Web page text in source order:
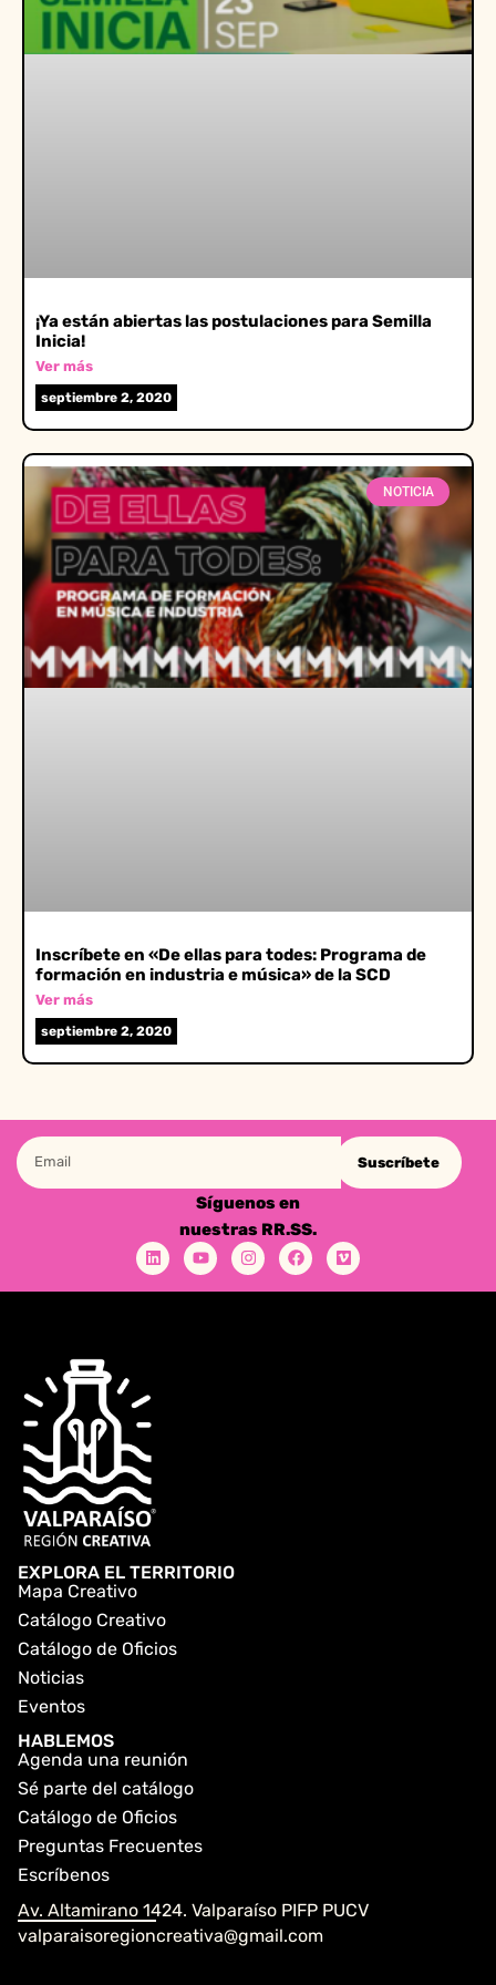
¡Ya están abiertas las postulaciones para Semilla
Inicia!
Ver más
septiembre 2, 2020
NOTICIA
Inscríbete en «De ellas para todes: Programa de
formación en industria e música» de la SCD
Ver más
septiembre 2, 2020
Suscríbete
Síguenos en
nuestras RR.SS.
EXPLORA EL TERRITORIO
Mapa Creativo
Catálogo Creativo
Catálogo de Oficios
Noticias
Eventos
HABLEMOS
Agenda una reunión
Sé parte del catálogo
Catálogo de Oficios
Preguntas Frecuentes
Escríbenos
Av. Altamirano 1424. Valparaíso PIFP PUCV
valparaisoregioncreativa@gmail.com